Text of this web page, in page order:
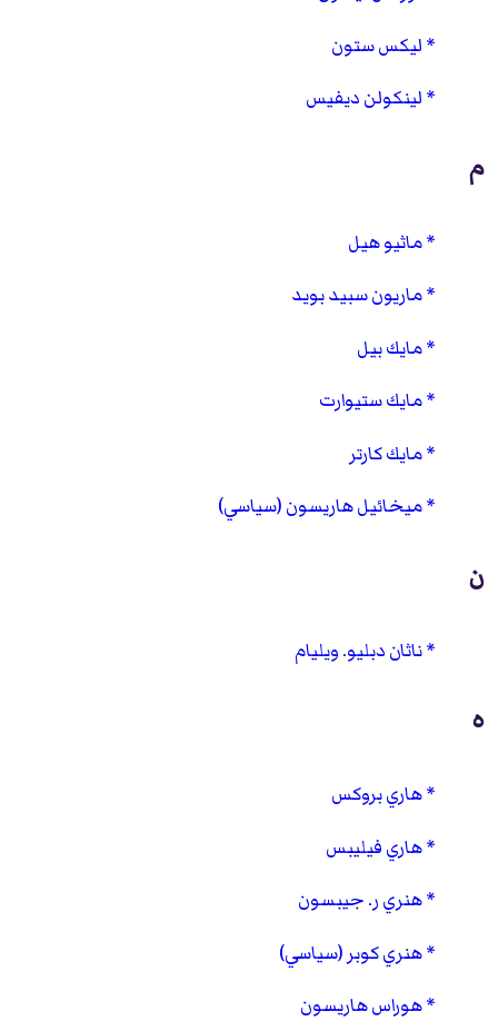
ليكس ستون
لينكولن ديفيس
م
ماثيو هيل
ماريون سبيد بويد
مايك بيل
مايك ستيوارت
مايك كارتر
ميخائيل هاريسون (سياسي)
ن
ناثان دبليو. ويليام
ه
هاري بروكس
هاري فيليبس
هنري ر. جيبسون
هنري كوبر (سياسي)
هوراس هاريسون